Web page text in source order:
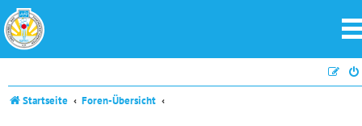
Startseite Foren-Übersicht